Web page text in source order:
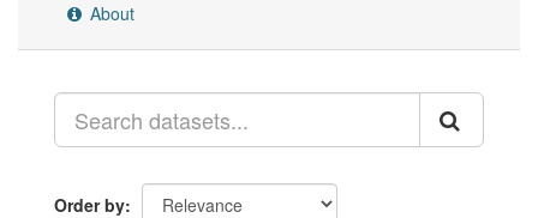
About
Order by